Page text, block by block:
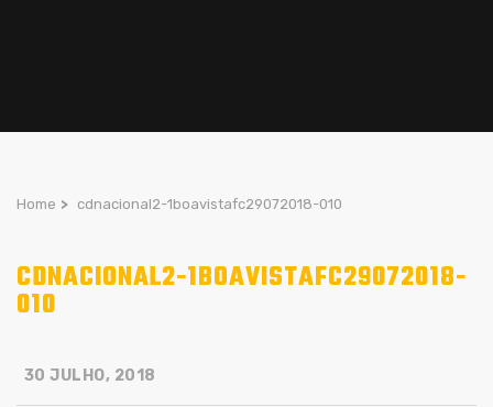
Home > cdnacional2-1boavistafc29072018-010
CDNACIONAL2-1BOAVISTAFC29072018-
010
30 JULHO, 2018